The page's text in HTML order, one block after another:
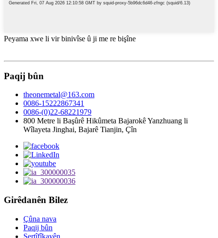
Peyama xwe li vir binivîse û ji me re bişîne
Paqij bûn
theonemetal@163.com
0086-15222867341
0086-(0)22-68221979
800 Metre li Başûrê Hikûmeta Bajarokê Yanzhuang li
Wîlayeta Jinghai, Bajarê Tianjin, Çîn
Girêdanên Bilez
Çûna nava
Paqij bûn
Sertîfîkayên